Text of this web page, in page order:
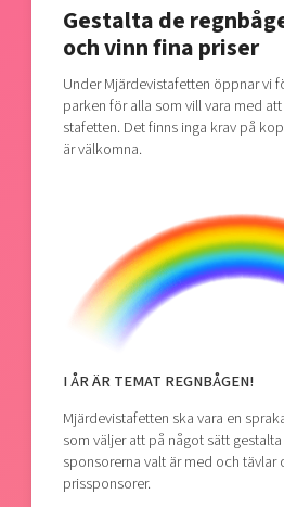
Gestalta de
och vinn fina priser
Under Mjärdevistafetten öppnar vi
parken för alla som vill vara med
stafetten. Det finns inga krav på
är välkomna.
I ÅR ÄR TEMAT REGNBÅGEN!
Mjärdevistafetten ska vara en
som väljer att på något sätt
sponsorerna valt är med och tävlar
prissponsorer.